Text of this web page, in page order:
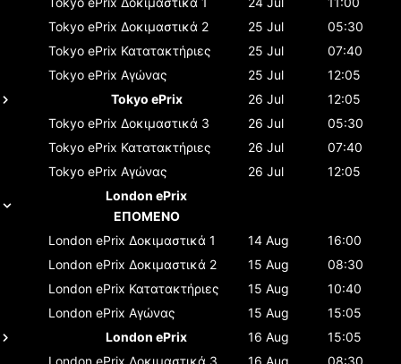
Tokyo ePrix Δοκιμαστικά 2 25 Jul
05:30
Tokyo ePrix Κατατακτήριες 25 Jul
07:40
Tokyo ePrix Αγώνας 25 Jul
12:05
Tokyo ePrix
26 Jul
12:05
Tokyo ePrix Δοκιμαστικά 3 26 Jul
05:30
Tokyo ePrix Κατατακτήριες 26 Jul
07:40
Tokyo ePrix Αγώνας 26 Jul
12:05
London ePrix
ΕΠΟΜΕΝΟ
London ePrix Δοκιμαστικά 1 14 Aug
16:00
London ePrix Δοκιμαστικά 2 15 Aug
08:30
London ePrix Κατατακτήριες 15 Aug
10:40
London ePrix Αγώνας 15 Aug
15:05
London ePrix
16 Aug
15:05
London ePrix Δοκιμαστικά 3 16 Aug 08:30